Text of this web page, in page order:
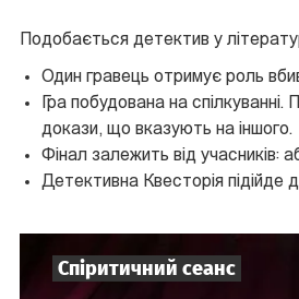
Подобається детектив у
Один гравець отримує роль
Гра побудована на
докази, що вказують на іншого.
Фінал залежить від учасників:
Детективна Квесторія підійде
Спіритичний сеанс